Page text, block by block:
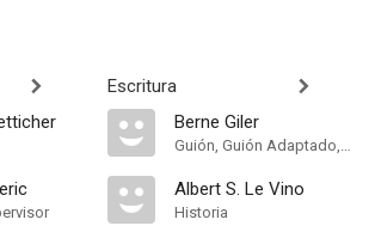
Escritura
Berne Giler
Guión, Guión Adaptado, Historia
Albert S. Le Vino
Historia